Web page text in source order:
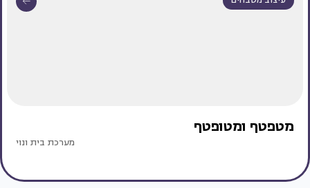
מטפטף ומטופטף
מערכת בית ונוי